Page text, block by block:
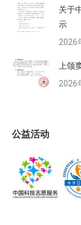
关于
示
2026
上颌
2026
公益活动